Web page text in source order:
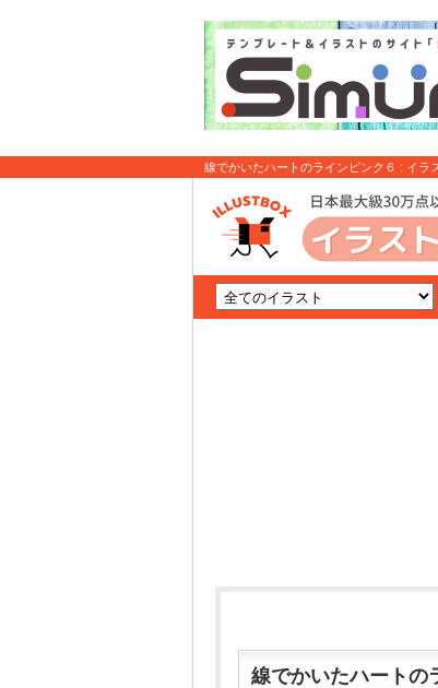
線でかいたハートのラインピンク６ : イラ
線でかいたハートの